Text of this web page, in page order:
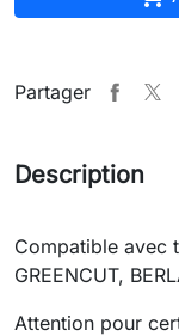
Partager
Description
Compatible avec
GREENCUT,
Attention pour